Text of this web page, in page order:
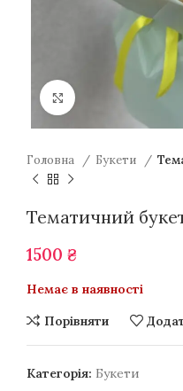
Натисніть для
Головна Букети
Тематичний
1500 ₴
Немає в наявності
Порівняти
Категорія: Букети